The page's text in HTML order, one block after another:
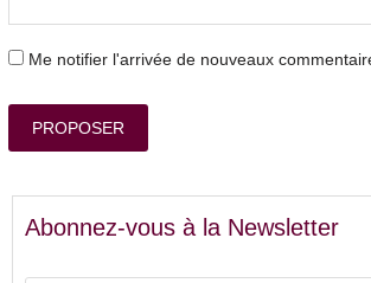
Me notifier l'arrivée de nouveaux
PROPOSER
Abonnez-vous à la Newsletter